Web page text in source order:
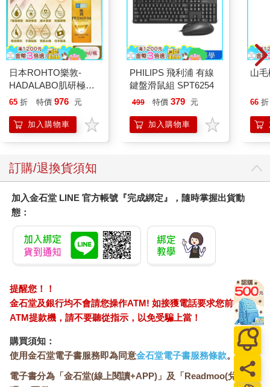
日本ROHTO樂敦-
HADALABO肌研極潤
金緻7重玻尿酸高效保
140ml/金瓶(Premium
臉部肌膚護理乳霜,素
65 折 特價 976 元
加入購物車
PHILIPS 飛利浦 有線
鍵盤滑鼠組 SPT6254
499 特價 379 元
加入購物車
山
66 折
訂購/退換貨須知
加入金石堂 LINE 官方帳號『完成綁定』，隨時掌握出貨動
態：
提醒您！！
金石堂及銀行均不會請您操作ATM! 如接獲電話要求您前往
ATM提款機，請不要聽從指示，以免受騙上當！
購買須知：
使用金石堂電子書服務即為同意金石堂電子書服務條款。
電子書分為「金石堂(線上閱讀+APP)」及「Readmoo(兌換